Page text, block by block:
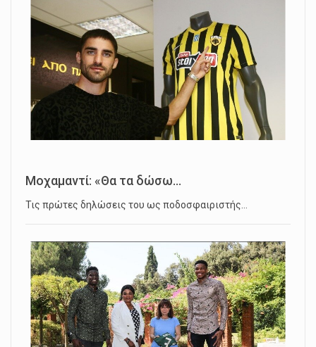
Μοχαμαντί: «Θα τα δώσω...
Τις πρώτες δηλώσεις του ως ποδοσφαιριστής…